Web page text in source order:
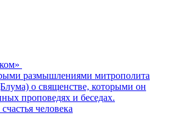
размышлениями митрополита
о священстве, которыми он
проповедях и беседах.
человека